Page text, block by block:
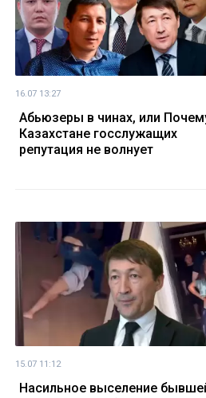
16.07 13:27
Абьюзеры в чинах, или
Казахстане госслужащих
репутация не волнует
15.07 11:12
Насильное выселение